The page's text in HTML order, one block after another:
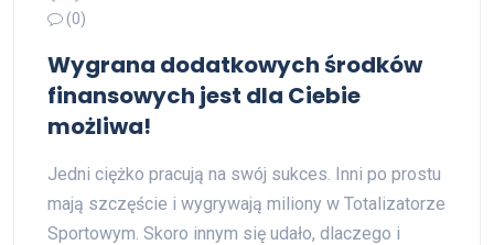
(0)
Wygrana dodatkowych środków
finansowych jest dla Ciebie
możliwa!
Jedni ciężko pracują na swój sukces. Inni po prostu
mają szczęście i wygrywają miliony w Totalizatorze
Sportowym. Skoro innym się udało, dlaczego i